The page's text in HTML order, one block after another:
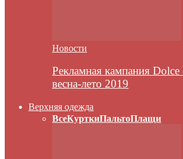
Новости
Рекламная кампания
весна-лето 2019
Верхняя одежда
ВсеКурткиПальтоПлащи